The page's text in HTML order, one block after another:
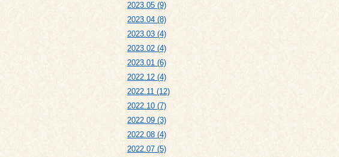
2023.05 (9)
2023.04 (8)
2023.03 (4)
2023.02 (4)
2023.01 (6)
2022.12 (4)
2022.11 (12)
2022.10 (7)
2022.09 (3)
2022.08 (4)
2022.07 (5)